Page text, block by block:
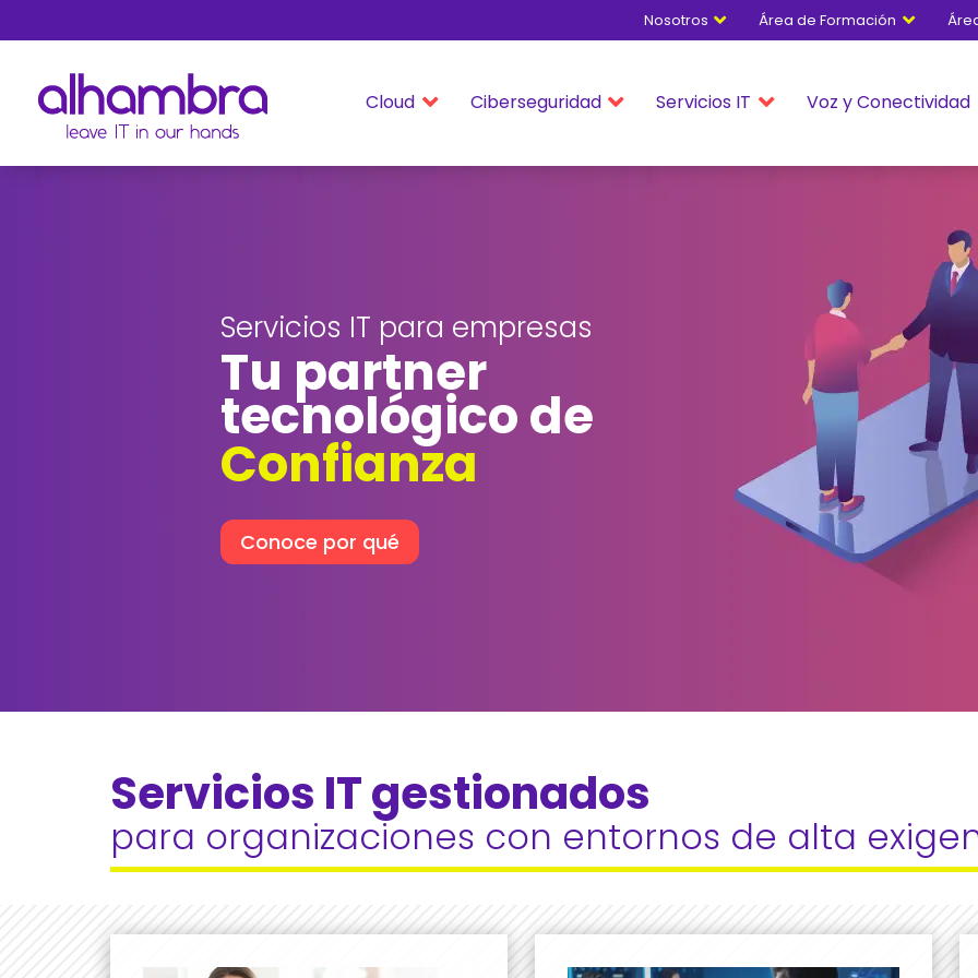

Nosotros 
Área de Formación

Cloud 
Ciberseguridad 
Servicios IT Voz y Conectividad
Servicios IT para empresas
Tu partner
tecnológico de
Confianza
Conoce por qué
Servicios IT gestionados
para organizaciones con entornos de alta